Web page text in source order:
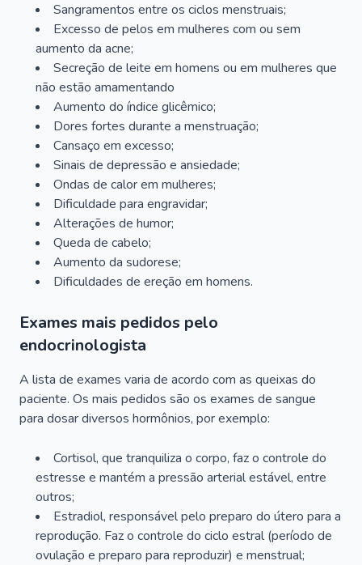
Sangramentos entre os ciclos menstruais;
Excesso de pelos em mulheres com ou sem
aumento da acne;
Secreção de leite em homens ou em mulheres que
não estão amamentando
Aumento do índice glicêmico;
Dores fortes durante a menstruação;
Cansaço em excesso;
Sinais de depressão e ansiedade;
Ondas de calor em mulheres;
Dificuldade para engravidar;
Alterações de humor;
Queda de cabelo;
Aumento da sudorese;
Dificuldades de ereção em homens.
Exames mais pedidos pelo
endocrinologista
A lista de exames varia de acordo com as queixas do
paciente. Os mais pedidos são os exames de sangue
para dosar diversos hormônios, por exemplo:
Cortisol, que tranquiliza o corpo, faz o controle do
estresse e mantém a pressão arterial estável, entre
outros;
Estradiol, responsável pelo preparo do útero para a
reprodução. Faz o controle do ciclo estral (período de
ovulação e preparo para reproduzir) e menstrual;